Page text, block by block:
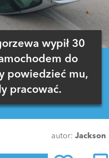
wypił 30
do
powiedzieć mu,
pracować.
autor: Jackson